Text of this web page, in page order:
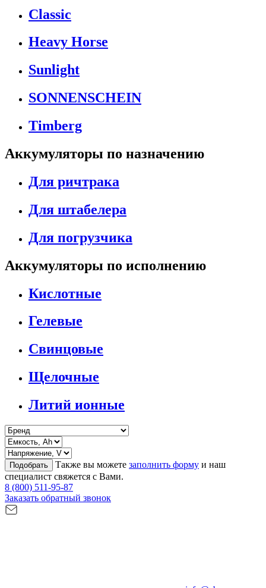
Classic
Heavy Horse
Sunlight
SONNENSCHEIN
Timberg
Аккумуляторы по назначению
Для ричтрака
Для штабелера
Для погрузчика
Аккумуляторы по исполнению
Кислотные
Гелевые
Свинцовые
Щелочные
Литий ионные
Подобрать Также вы можете заполнить форму и наш
специалист свяжется с Вами.
8 (800) 511-95-87
Заказать обратный звонок